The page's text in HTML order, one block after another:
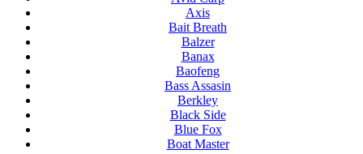
Axis
Bait Breath
Balzer
Banax
Baofeng
Bass Assasin
Berkley
Black Side
Blue Fox
Boat Master